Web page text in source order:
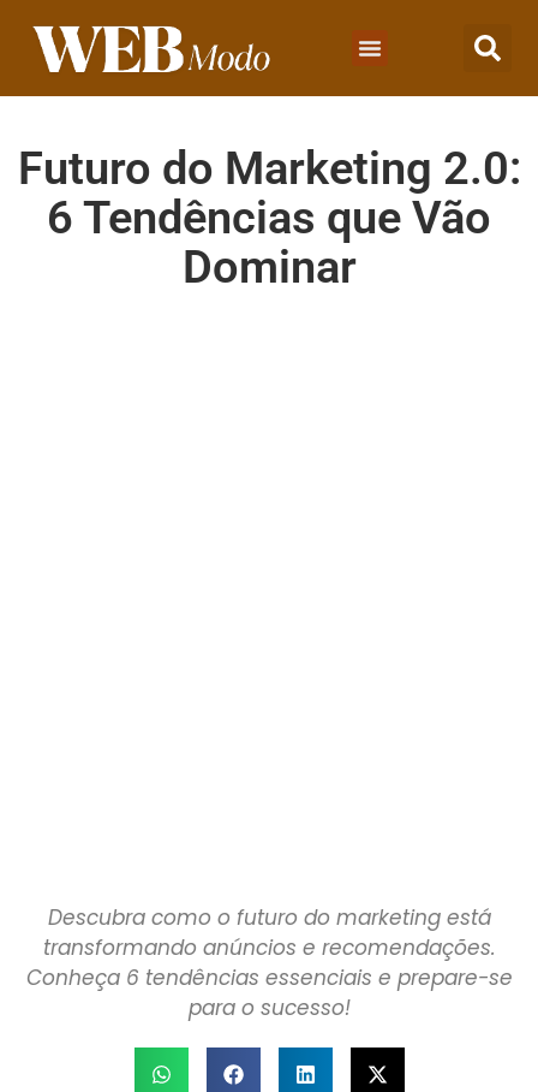
Futuro do Marketing 2.0:
6 Tendências que Vão
Dominar
Descubra como o futuro do marketing está
transformando anúncios e recomendações.
Conheça 6 tendências essenciais e prepare-se
para o sucesso!